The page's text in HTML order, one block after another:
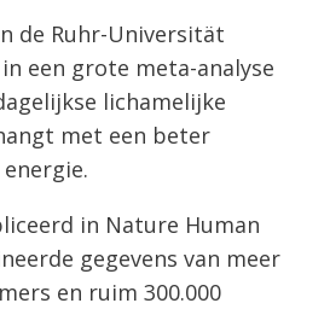
de Ruhr-Universität
een grote meta-analyse
lichamelijke
met een beter
in Nature Human
gegevens van meer
en ruim 300.000